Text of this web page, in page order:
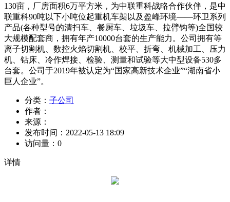
130亩，厂房面积6万平方米，为中联重科战略合作伙伴，是中
联重科90吨以下小吨位起重机车架以及盈峰环境——环卫系列
产品(各种型号的清扫车、餐厨车、垃圾车、拉臂钩等)全国较
大规模配套商，拥有年产10000台套的生产能力。公司拥有等
离子切割机、数控火焰切割机、校平、折弯、机械加工、压力
机、钻床、冷作焊接、检验、测量和试验等大中型设备530多
台套。公司于2019年被认定为“国家高新技术企业”“湖南省小
巨人企业”。
分类： 子公司
作者：
来源：
发布时间： 2022-05-13 18:09
访问量： 0
详情